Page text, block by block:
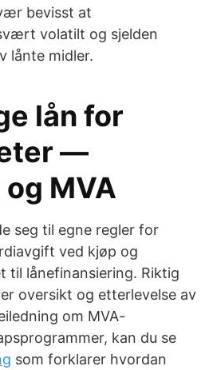
bevisst at
volatilt og sjelden
lånte midler.
lån for
—
MVA
seg til egne regler for
ved kjøp og
til lånefinansiering. Riktig
oversikt og etterlevelse av
om MVA-
kan du se
som forklarer hvordan